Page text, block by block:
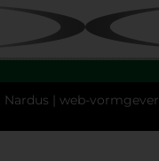
| web-vormgever